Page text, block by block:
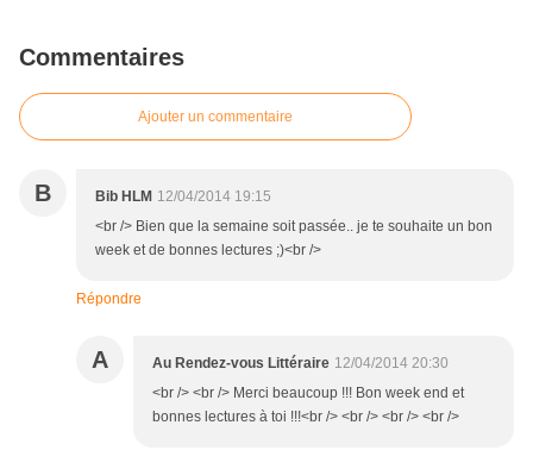
Commentaires
Ajouter un commentaire
B Bib HLM 12/04/2014 19:15
<br /> Bien que la semaine soit passée.. je te souhaite un bon
week et de bonnes lectures ;)<br />
Répondre
A Au Rendez-vous Littéraire 12/04/2014 20:30
<br /> <br /> Merci beaucoup !!! Bon week end et
bonnes lectures à toi !!!<br /> <br /> <br /> <br />